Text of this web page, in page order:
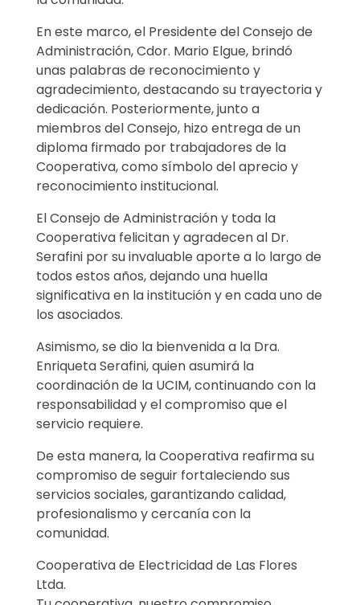
En este marco, el Presidente del Consejo de
Administración, Cdor. Mario Elgue, brindó
unas palabras de reconocimiento y
agradecimiento, destacando su trayectoria y
dedicación. Posteriormente, junto a
miembros del Consejo, hizo entrega de un
diploma firmado por trabajadores de la
Cooperativa, como símbolo del aprecio y
reconocimiento institucional.
El Consejo de Administración y toda la
Cooperativa felicitan y agradecen al Dr.
Serafini por su invaluable aporte a lo largo de
todos estos años, dejando una huella
significativa en la institución y en cada uno de
los asociados.
Asimismo, se dio la bienvenida a la Dra.
Enriqueta Serafini, quien asumirá la
coordinación de la UCIM, continuando con la
responsabilidad y el compromiso que el
servicio requiere.
De esta manera, la Cooperativa reafirma su
compromiso de seguir fortaleciendo sus
servicios sociales, garantizando calidad,
profesionalismo y cercanía con la
comunidad.
Cooperativa de Electricidad de Las Flores
Ltda.